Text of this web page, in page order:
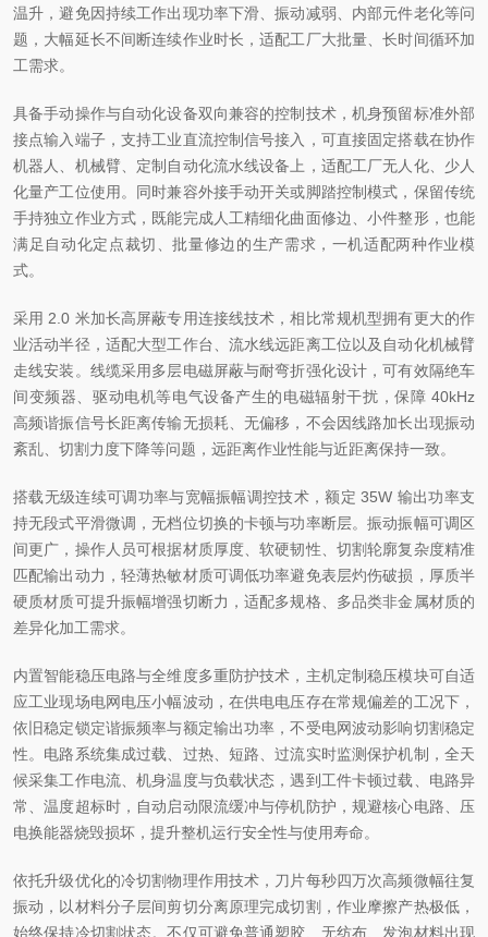
温升，避免因持续工作出现功率下滑、振动减弱、内部元件老化等问
题，大幅延长不间断连续作业时长，适配工厂大批量、长时间循环加
工需求。
具备手动操作与自动化设备双向兼容的控制技术，机身预留标准外部
接点输入端子，支持工业直流控制信号接入，可直接固定搭载在协作
机器人、机械臂、定制自动化流水线设备上，适配工厂无人化、少人
化量产工位使用。同时兼容外接手动开关或脚踏控制模式，保留传统
手持独立作业方式，既能完成人工精细化曲面修边、小件整形，也能
满足自动化定点裁切、批量修边的生产需求，一机适配两种作业模
式。
采用 2.0 米加长高屏蔽专用连接线技术，相比常规机型拥有更大的作
业活动半径，适配大型工作台、流水线远距离工位以及自动化机械臂
走线安装。线缆采用多层电磁屏蔽与耐弯折强化设计，可有效隔绝车
间变频器、驱动电机等电气设备产生的电磁辐射干扰，保障 40kHz
高频谐振信号长距离传输无损耗、无偏移，不会因线路加长出现振动
紊乱、切割力度下降等问题，远距离作业性能与近距离保持一致。
搭载无级连续可调功率与宽幅振幅调控技术，额定 35W 输出功率支
持无段式平滑微调，无档位切换的卡顿与功率断层。振动振幅可调区
间更广，操作人员可根据材质厚度、软硬韧性、切割轮廓复杂度精准
匹配输出动力，轻薄热敏材质可调低功率避免表层灼伤破损，厚质半
硬质材质可提升振幅增强切断力，适配多规格、多品类非金属材质的
差异化加工需求。
内置智能稳压电路与全维度多重防护技术，主机定制稳压模块可自适
应工业现场电网电压小幅波动，在供电电压存在常规偏差的工况下，
依旧稳定锁定谐振频率与额定输出功率，不受电网波动影响切割稳定
性。电路系统集成过载、过热、短路、过流实时监测保护机制，全天
候采集工作电流、机身温度与负载状态，遇到工件卡顿过载、电路异
常、温度超标时，自动启动限流缓冲与停机防护，规避核心电路、压
电换能器烧毁损坏，提升整机运行安全性与使用寿命。
依托升级优化的冷切割物理作用技术，刀片每秒四万次高频微幅往复
振动，以材料分子层间剪切分离原理完成切割，作业摩擦产热极低，
始终保持冷切割状态。不仅可避免普通塑胶、无纺布、发泡材料出现